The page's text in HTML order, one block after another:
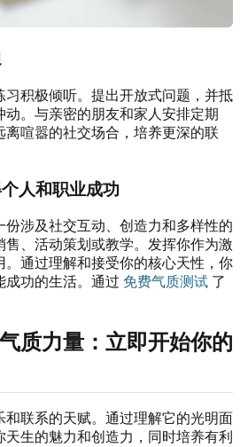
习积极倾听。提出开放式问题，并抵
。与亲密的朋友和家人安排定期
离喧嚣的社交场合，培养更深的联
人和职业成功
涉及社交互动、创造力和多样性的
、活动策划或教学。发挥你作为激
。通过理解和接受你的核心天性，你
成功的生活。通过 免费气质测试 了
质力量：立即开始你的
和联系的天赋。通过理解它的光明面
生的魅力和创造力，同时培养有利